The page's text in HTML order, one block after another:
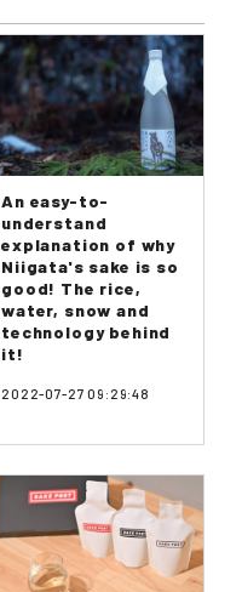
An easy-to-
understand
explanation of why
Niigata's sake is so
good! The rice,
water, snow and
technology behind
it!
2022-07-27 09:29:48